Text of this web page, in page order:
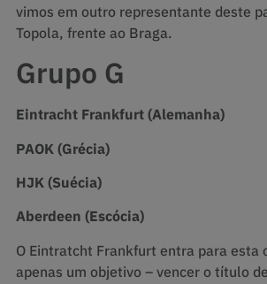
vimos em outro representante deste
Topola, frente ao Braga.
Grupo G
Eintracht Frankfurt (Alemanha)
PAOK (Grécia)
HJK (Suécia)
Aberdeen (Escócia)
O Eintratcht Frankfurt entra para esta
apenas um objetivo – vencer o título